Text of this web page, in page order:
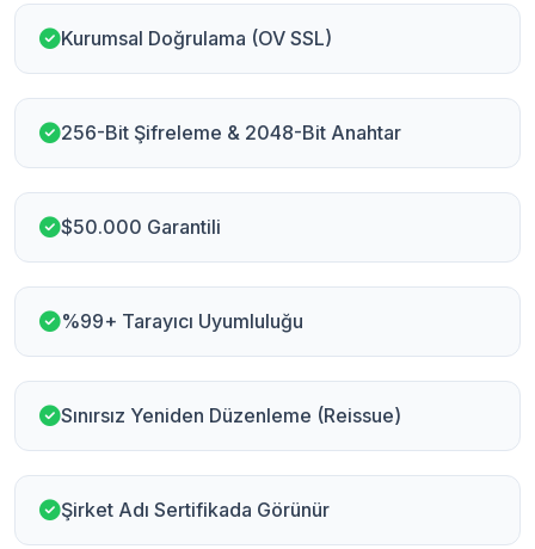
Kurumsal Doğrulama (OV SSL)
256-Bit Şifreleme & 2048-Bit Anahtar
$50.000 Garantili
%99+ Tarayıcı Uyumluluğu
Sınırsız Yeniden Düzenleme (Reissue)
Şirket Adı Sertifikada Görünür